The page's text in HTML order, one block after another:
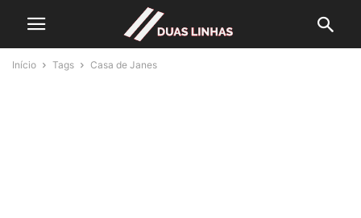
Início Tags Casa de Janes